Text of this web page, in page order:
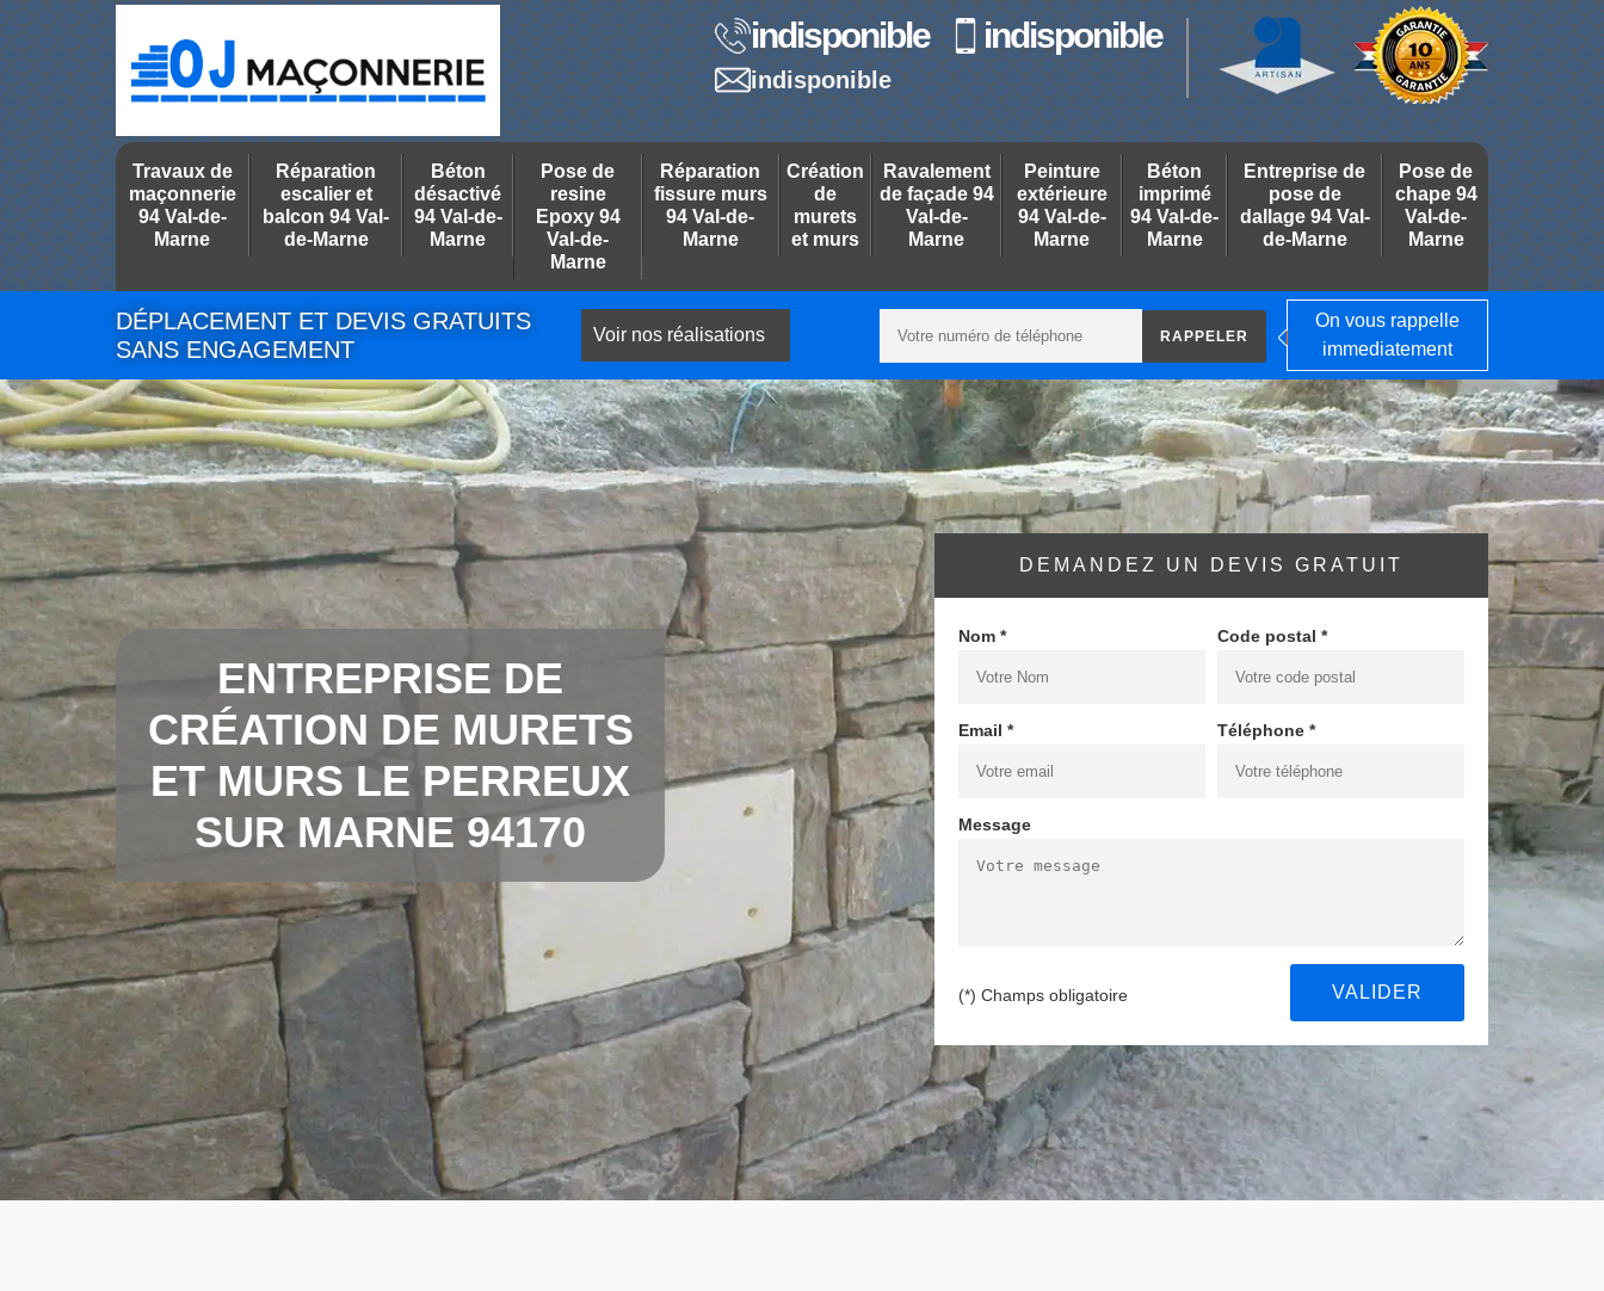
indisponible indisponible
indisponible
Travaux de
maçonnerie
94 Val-de-
Marne
Réparation
escalier et
balcon 94 Val-
de-Marne
Béton
désactivé
94 Val-de-
Marne
Pose de
resine
Epoxy 94
Val-de-
Marne
Réparation
fissure murs
94 Val-de-
Marne
Création
de
murets
et murs
Ravalement
de façade 94
Val-de-
Marne
Peinture
extérieure
94 Val-de-
Marne
Béton
imprimé
94 Val-de-
Marne
Entreprise de
pose de
dallage 94 Val-
de-Marne
Pose de
chape 94
Val-de-
Marne
DÉPLACEMENT ET DEVIS GRATUITS
SANS ENGAGEMENT
Voir nos réalisations
On vous rappelle
immediatement
ENTREPRISE DE
CRÉATION DE MURETS
ET MURS LE PERREUX
SUR MARNE 94170
DEMANDEZ UN DEVIS GRATUIT
Nom * Code postal *
Email * Téléphone *
Message
(*) Champs obligatoire